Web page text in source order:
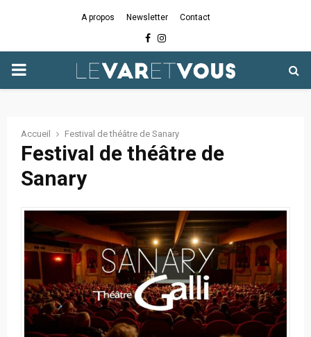
A propos Newsletter Contact
Facebook
Instagram
PRIMARY
Accueil Festival de théâtre de Sanary
Festival de théâtre de
Sanary